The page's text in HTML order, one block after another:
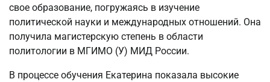
свое образование, погружаясь в изучение
политической науки и международных отношений. Она
получила магистерскую степень в области
политологии в МГИМО (У) МИД России.
В процессе обучения Екатерина показала высокие